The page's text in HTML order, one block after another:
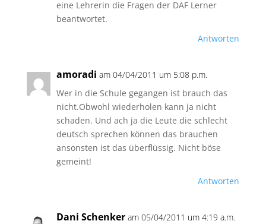
eine Lehrerin die Fragen der DAF Lerner
beantwortet.
Antworten
amoradi am 04/04/2011 um 5:08 p.m.
Wer in die Schule gegangen ist brauch das
nicht.Obwohl wiederholen kann ja nicht
schaden. Und ach ja die Leute die schlecht
deutsch sprechen können das brauchen
ansonsten ist das überflüssig. Nicht böse
gemeint!
Antworten
Dani Schenker am 05/04/2011 um 4:19 a.m.